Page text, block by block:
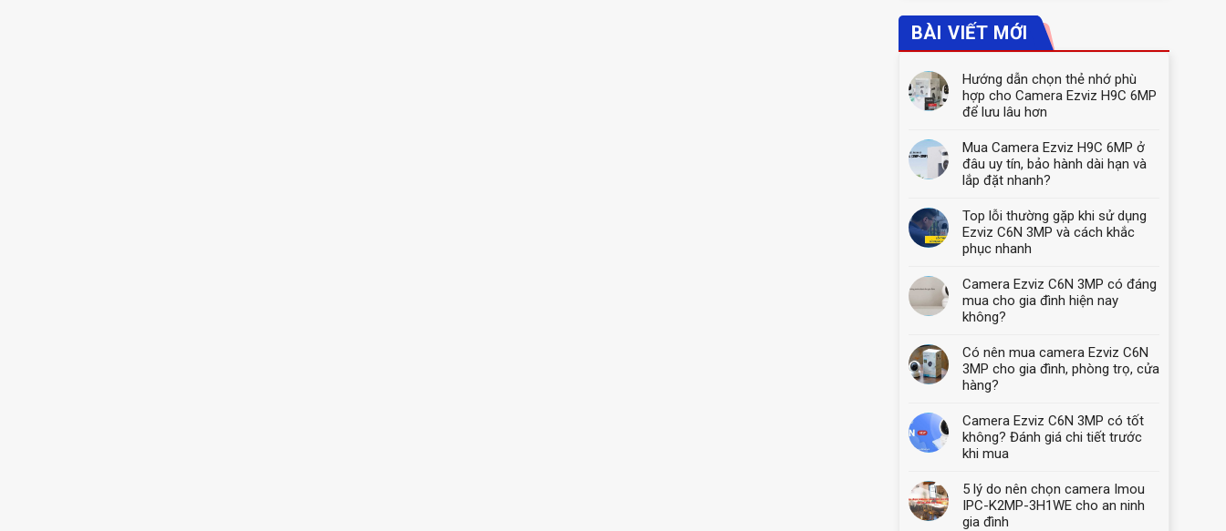
BÀI VIẾT MỚI
Hướng dẫn chọn thẻ nhớ phù
hợp cho Camera Ezviz H9C 6MP
để lưu lâu hơn
Mua Camera Ezviz H9C 6MP ở
đâu uy tín, bảo hành dài hạn và
lắp đặt nhanh?
Top lỗi thường gặp khi sử dụng
Ezviz C6N 3MP và cách khắc
phục nhanh
Camera Ezviz C6N 3MP có đáng
mua cho gia đình hiện nay
không?
Có nên mua camera Ezviz C6N
3MP cho gia đình, phòng trọ, cửa
hàng?
Camera Ezviz C6N 3MP có tốt
không? Đánh giá chi tiết trước
khi mua
5 lý do nên chọn camera Imou
IPC-K2MP-3H1WE cho an ninh
gia đình